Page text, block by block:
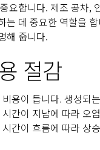
요합니다. 제조 공차,
는 데 중요한 역할을
해 줍니다.
절감
용이 듭니다. 생성되
간이 지남에 따라 오
간이 흐름에 따라 상